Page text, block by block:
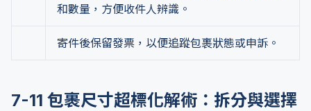
和數量，方便收件人辨識。
寄件後保留發票，以便追蹤包裹狀態或申訴。
7-11 包裹尺寸超標化解術：拆分與選擇